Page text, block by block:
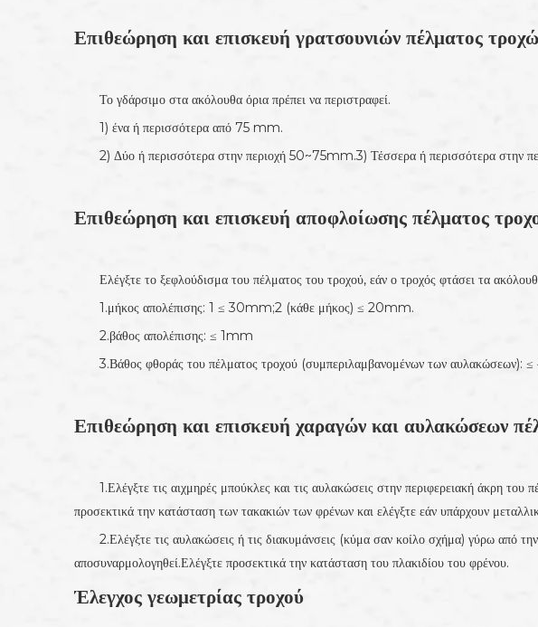
Επιθεώρηση και επισκευή γρατσουνιών πέλματος
Το γδάρσιμο στα ακόλουθα όρια πρέπει να περιστραφεί.
1) ένα ή περισσότερα από 75 mm.
2) Δύο ή περισσότερα στην περιοχή 50~75mm.3) Τέσσερα ή περισσότερα στην
Επιθεώρηση και επισκευή αποφλοίωσης πέλματος
Ελέγξτε το ξεφλούδισμα του πέλματος του τροχού, εάν ο τροχός φτάσει τα
1.μήκος απολέπισης: 1 ≤ 30mm;2 (κάθε μήκος) ≤ 20mm.
2.βάθος απολέπισης: ≤ 1mm
3.Βάθος φθοράς του πέλματος τροχού (συμπεριλαμβανομένων των αυλακώσεων):
Επιθεώρηση και επισκευή χαραγών και αυλακώσεων
1.Ελέγξτε τις αιχμηρές μπούκλες και τις αυλακώσεις στην περιφερειακή άκρη
προσεκτικά την κατάσταση των τακακιών των φρένων και ελέγξτε εάν υπάρχουν
2.Ελέγξτε τις αυλακώσεις ή τις διακυμάνσεις (κύμα σαν κοίλο σχήμα) γύρω από
αποσυναρμολογηθεί.Ελέγξτε προσεκτικά την κατάσταση του πλακιδίου του φρένου.
Έλεγχος γεωμετρίας τροχού